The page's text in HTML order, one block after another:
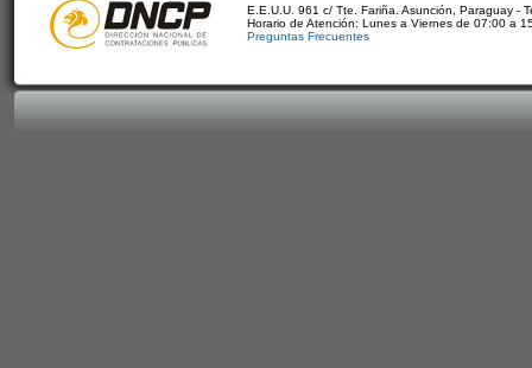
E.E.U.U. 961 c/ Tte. Fariña. Asunción, Paraguay -
Horario de Atención: Lunes a Viernes de 07:00 a
Preguntas Frecuentes